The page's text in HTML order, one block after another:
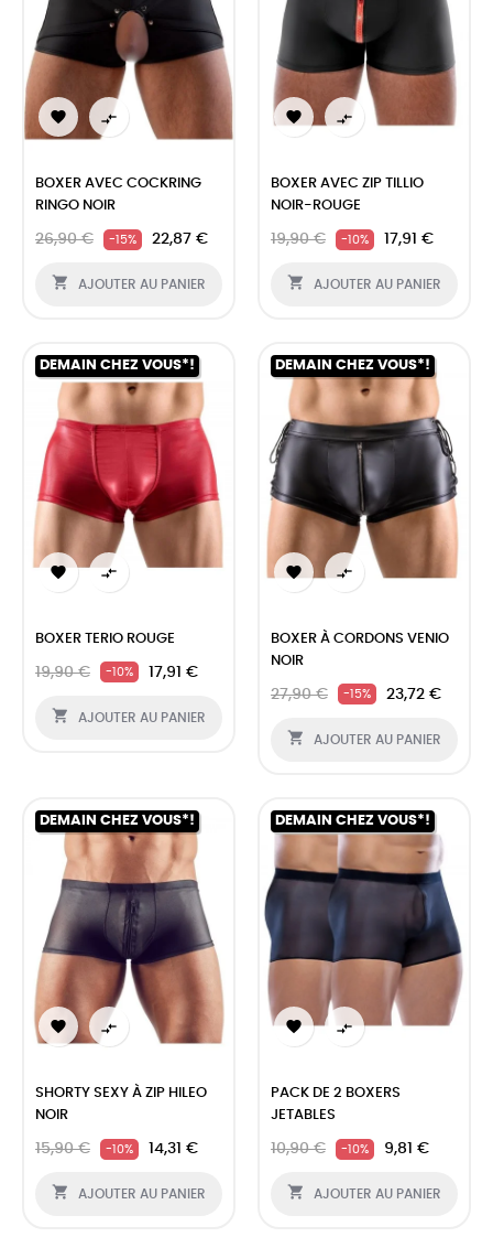
 
BOXER AVEC COCKRING
RINGO NOIR
26,90 € -15% 22,87 €
 AJOUTER AU PANIER
 
BOXER AVEC ZIP TILLIO
NOIR-ROUGE
19,90 € -10% 17,91 €
 AJOUTER AU PANIER
DEMAIN CHEZ VOUS*!
 
BOXER TERIO ROUGE
19,90 € -10% 17,91 €
 AJOUTER AU PANIER
DEMAIN CHEZ VOUS*!
 
BOXER À CORDONS VENIO
NOIR
27,90 € -15% 23,72 €
 AJOUTER AU PANIER
DEMAIN CHEZ VOUS*!
 
SHORTY SEXY À ZIP HILEO
NOIR
15,90 € -10% 14,31 €
 AJOUTER AU PANIER
DEMAIN CHEZ VOUS*!
 
PACK DE 2 BOXERS
JETABLES
10,90 € -10% 9,81 €
 AJOUTER AU PANIER